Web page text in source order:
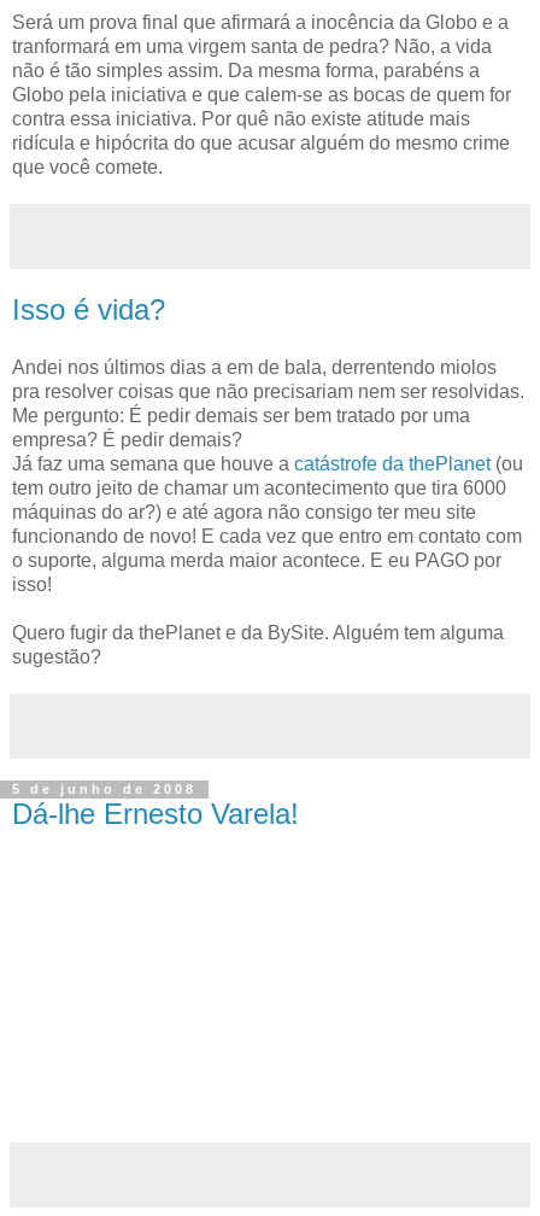
Será um prova final que afirmará a inocência da Globo e a
tranformará em uma virgem santa de pedra? Não, a vida
não é tão simples assim. Da mesma forma, parabéns a
Globo pela iniciativa e que calem-se as bocas de quem for
contra essa iniciativa. Por quê não existe atitude mais
ridícula e hipócrita do que acusar alguém do mesmo crime
que você comete.
Isso é vida?
Andei nos últimos dias a em de bala, derrentendo miolos
pra resolver coisas que não precisariam nem ser resolvidas.
Me pergunto: É pedir demais ser bem tratado por uma
empresa? É pedir demais?
Já faz uma semana que houve a catástrofe da thePlanet(ou
tem outro jeito de chamar um acontecimento que tira 6000
máquinas do ar?) e até agora não consigo ter meu site
funcionando de novo! E cada vez que entro em contato com
o suporte, alguma merda maior acontece. E eu PAGO por
isso!
Quero fugir da thePlanet e da BySite. Alguém tem alguma
sugestão?
5 de junho de 2008
Dá-lhe Ernesto Varela!